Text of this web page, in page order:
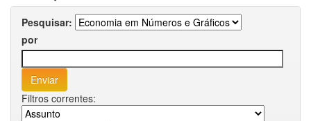
Pesquisar:
por
Filtros correntes: